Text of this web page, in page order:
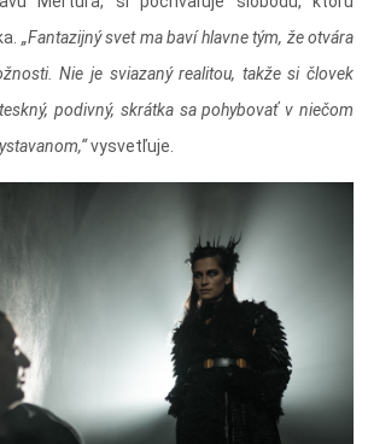
„Fantazijný svet ma baví hlavne tým, že otvára
Nie je sviazaný realitou, takže si človek
podivný, skrátka sa pohybovať v niečom
vysvetľuje.